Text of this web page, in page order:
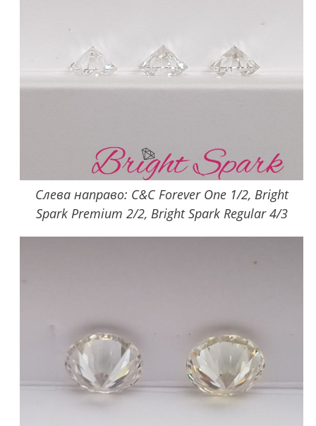
Слева направо: C&C Forever One 1/2, Bright
Spark Premium 2/2, Bright Spark Regular 4/3